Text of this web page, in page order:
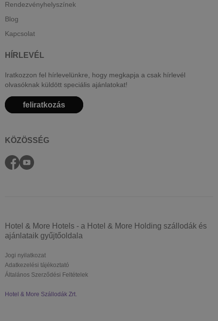
Rendezvényhelyszínek
Blog
Kapcsolat
HÍRLEVÉL
Iratkozzon fel hírlevelünkre, hogy megkapja a csak hírlevél
olvasóknak küldött speciális ajánlatokat!
feliratkozás
KÖZÖSSÉG
Hotel & More Hotels - a Hotel & More Holding szállodák és
ajánlataik gyűjtőoldala
Jogi nyilatkozat
Adatkezelési tájékoztató
Általános Szerződési Feltételek
Hotel & More Szállodák Zrt.